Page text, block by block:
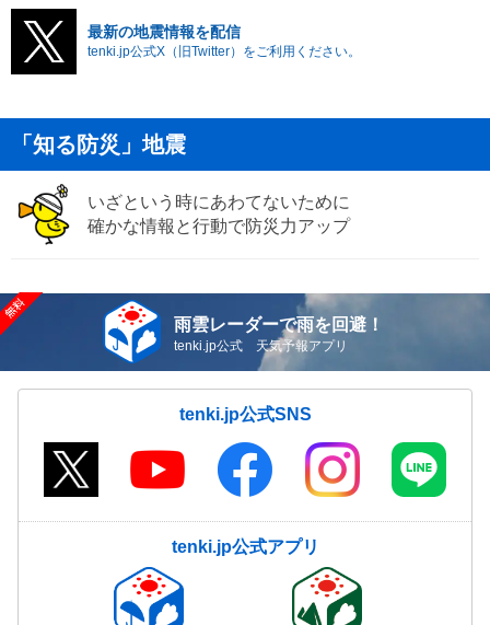
最新の地震情報を配信
tenki.jp公式X（旧Twitter）をご利用ください。
「知る防災」地震
いざという時にあわてないために
確かな情報と行動で防災力アップ
雨雲レーダーで雨を回避！
tenki.jp公式 天気予報アプリ
tenki.jp公式SNS
tenki.jp公式アプリ